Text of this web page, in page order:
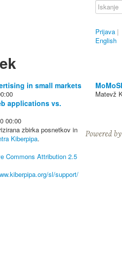
Prijava |
English
in small markets
Matevž
applications vs.
00:00
zbirka posnetkov in
Kiberpipa.
Commons Attribution 2.5
sl/support/